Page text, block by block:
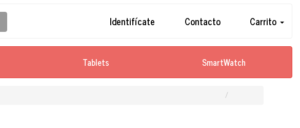
Identifícate Contacto Carrito
Tablets SmartWatch